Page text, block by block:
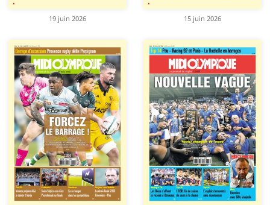
19 juin 2026 15 juin 2026